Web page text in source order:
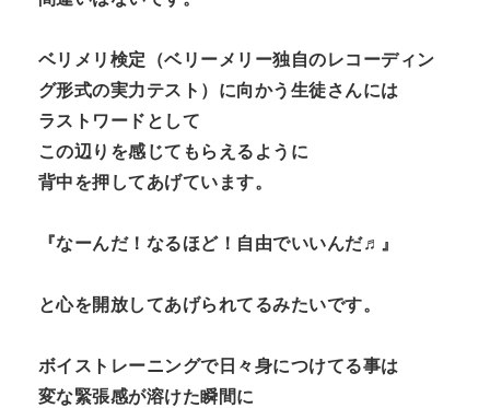
ベリメリ検定（ベリーメリー独自のレコーディン
グ形式の実力テスト）に向かう生徒さんには
ラストワードとして
この辺りを感じてもらえるように
背中を押してあげています。
『なーんだ！なるほど！自由でいいんだ♬』
と心を開放してあげられてるみたいです。
ボイストレーニングで日々身につけてる事は
変な緊張感が溶けた瞬間に